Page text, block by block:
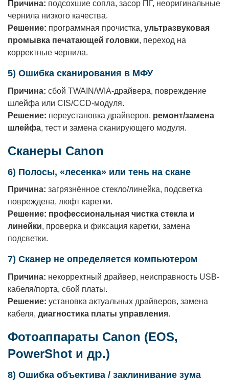
Причина: подсохшие сопла, засор ПГ, неоригинальные
чернила низкого качества.
Решение: программная прочистка, ультразвуковая
промывка печатающей головки, переход на
корректные чернила.
5) Ошибка сканирования в МФУ
Причина: сбой TWAIN/WIA-драйвера, повреждение
шлейфа или CIS/CCD-модуля.
Решение: переустановка драйверов, ремонт/замена
шлейфа, тест и замена сканирующего модуля.
Сканеры Canon
6) Полосы, «лесенка» или тень на скане
Причина: загрязнённое стекло/линейка, подсветка
повреждена, люфт каретки.
Решение: профессиональная чистка стекла и
линейки, проверка и фиксация каретки, замена
подсветки.
7) Сканер не определяется компьютером
Причина: некорректный драйвер, неисправность USB-
кабеля/порта, сбой платы.
Решение: установка актуальных драйверов, замена
кабеля, диагностика платы управления.
Фотоаппараты Canon (EOS,
PowerShot и др.)
8) Ошибка объектива / заклинивание зума